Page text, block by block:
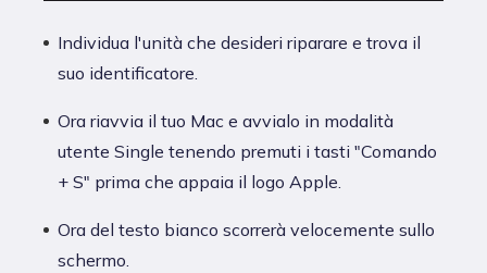
Individua l'unità che desideri riparare e trova il
suo identificatore.
Ora riavvia il tuo Mac e avvialo in modalità
utente Single tenendo premuti i tasti "Comando
+ S" prima che appaia il logo Apple.
Ora del testo bianco scorrerà velocemente sullo
schermo.